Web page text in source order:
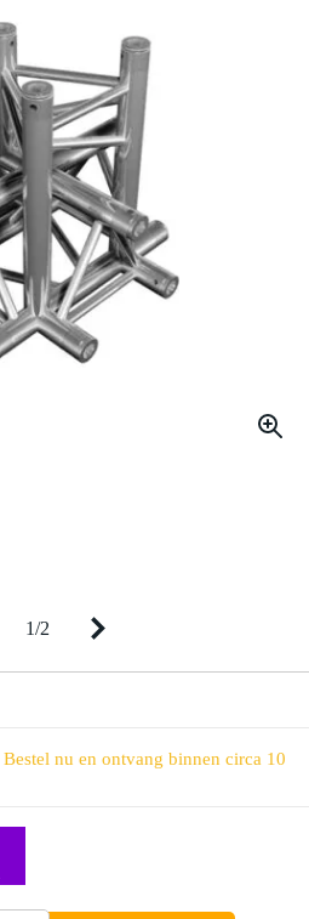
1/2
Bestel nu en ontvang binnen circa 10